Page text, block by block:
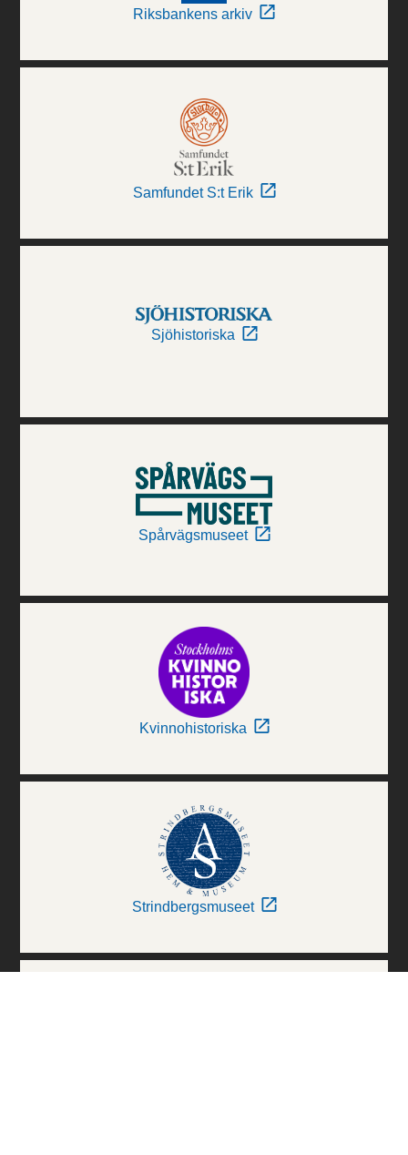
Riksbankens arkiv
Samfundet S:t Erik
Sjöhistoriska
Spårvägsmuseet
Kvinnohistoriska
Strindbergsmuseet